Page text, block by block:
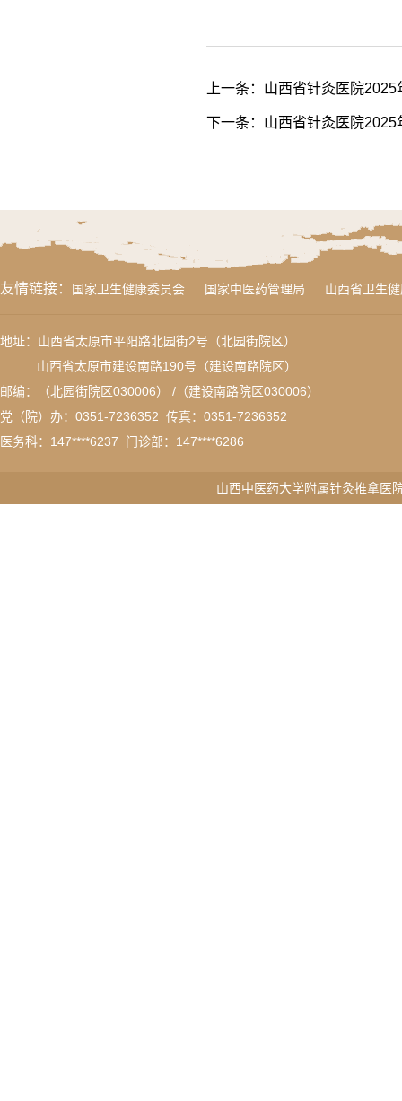
上一条： 山西省针灸医院
下一条： 山西省针灸医院
友情链接： 国家卫生健康委员会 国家中医药管理局 山西省卫生
地址：山西省太原市平阳路北园街2号（北园街院区）
山西省太原市建设南路190号（建设南路院区）
邮编：（北园街院区030006） /（建设南路院区030006）
党（院）办：0351-7236352 传真： 0351-7236352
医务科： 147****6237 门诊部：147****6286
山西中医药大学附属针灸推拿医